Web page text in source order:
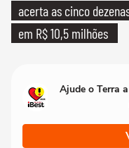
acerta as cinco
em R$ 10,5 milhões
Ajude o Terra